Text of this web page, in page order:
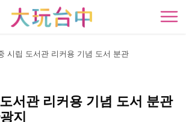
開
시립 도서관 리커용 기념 도서 분관
서관 리커용 기념 도서 분관
지